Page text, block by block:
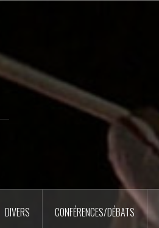
DIVERS CONFÉRENCES/DÉBATS